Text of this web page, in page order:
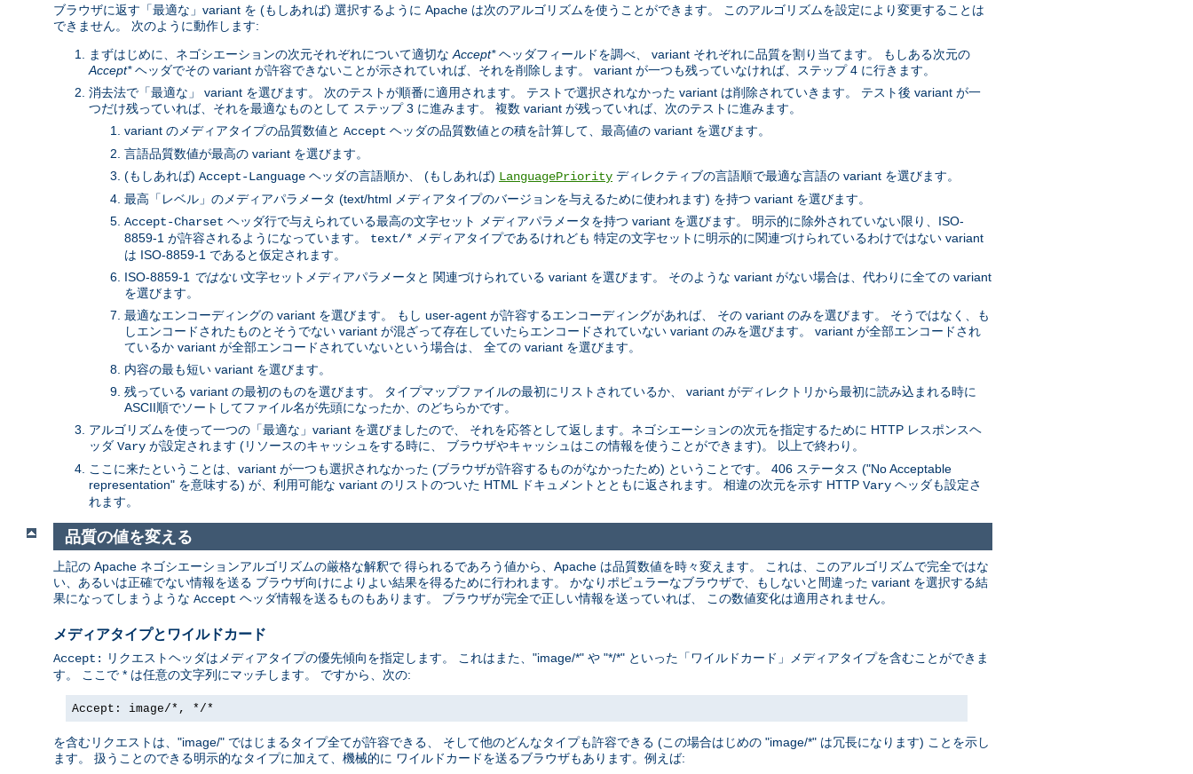
ブラウザに返す「最適な」variant を (もしあれば) 選択するように Apache は次のアルゴリズムを使うことができます。 このアルゴリズムを設定により変更することは
できません。 次のように動作します:
まずはじめに、ネゴシエーションの次元それぞれについて適切な Accept*ヘッダフィールドを調べ、 variant それぞれに品質を割り当てます。 もしある次元の
Accept*ヘッダでその variant が許容できないことが示されていれば、それを削除します。 variant が一つも残っていなければ、ステップ 4 に行きます。
消去法で「最適な」 variant を選びます。 次のテストが順番に適用されます。 テストで選択されなかった variant は削除されていきます。 テスト後 variant が一
つだけ残っていれば、それを最適なものとして ステップ 3 に進みます。 複数 variant が残っていれば、次のテストに進みます。
variant のメディアタイプの品質数値と Accept ヘッダの品質数値との積を計算して、最高値の variant を選びます。
言語品質数値が最高の variant を選びます。
(もしあれば) Accept-Language ヘッダの言語順か、 (もしあれば) LanguagePriority ディレクティブの言語順で最適な言語の variant を選びます。
最高「レベル」のメディアパラメータ (text/html メディアタイプのバージョンを与えるために使われます) を持つ variant を選びます。
Accept-Charset ヘッダ行で与えられている最高の文字セット メディアパラメータを持つ variant を選びます。 明示的に除外されていない限り、ISO-
8859-1 が許容されるようになっています。 text/* メディアタイプであるけれども 特定の文字セットに明示的に関連づけられているわけではない variant
は ISO-8859-1 であると仮定されます。
ISO-8859-1 ではない文字セットメディアパラメータと 関連づけられている variant を選びます。 そのような variant がない場合は、代わりに全ての variant
を選びます。
最適なエンコーディングの variant を選びます。 もし user-agent が許容するエンコーディングがあれば、 その variant のみを選びます。 そうではなく、も
しエンコードされたものとそうでない variant が混ざって存在していたらエンコードされていない variant のみを選びます。 variant が全部エンコードされ
ているか variant が全部エンコードされていないという場合は、 全ての variant を選びます。
内容の最も短い variant を選びます。
残っている variant の最初のものを選びます。 タイプマップファイルの最初にリストされているか、 variant がディレクトリから最初に読み込まれる時に
ASCII順でソートしてファイル名が先頭になったか、のどちらかです。
アルゴリズムを使って一つの「最適な」variant を選びましたので、 それを応答として返します。ネゴシエーションの次元を指定するために HTTP レスポンスヘ
ッダ Vary が設定されます (リソースのキャッシュをする時に、 ブラウザやキャッシュはこの情報を使うことができます)。 以上で終わり。
ここに来たということは、variant が一つも選択されなかった (ブラウザが許容するものがなかったため) ということです。 406 ステータス ("No Acceptable
representation" を意味する) が、利用可能な variant のリストのついた HTML ドキュメントとともに返されます。 相違の次元を示す HTTP Vary ヘッダも設定さ
れます。
品質の値を変える
上記の Apache ネゴシエーションアルゴリズムの厳格な解釈で 得られるであろう値から、Apache は品質数値を時々変えます。 これは、このアルゴリズムで完全ではな
い、あるいは正確でない情報を送る ブラウザ向けによりよい結果を得るために行われます。 かなりポピュラーなブラウザで、もしないと間違った variant を選択する結
果になってしまうような Accept ヘッダ情報を送るものもあります。 ブラウザが完全で正しい情報を送っていれば、 この数値変化は適用されません。
メディアタイプとワイルドカード
Accept:
リクエストヘッダはメディアタイプの優先傾向を指定します。 これはまた、"image/*" や "*/*" といった「ワイルドカード」メディアタイプを含むことができま
す。 ここで * は任意の文字列にマッチします。 ですから、次の:
Accept: image/*, */*
を含むリクエストは、"image/" ではじまるタイプ全てが許容できる、 そして他のどんなタイプも許容できる (この場合はじめの "image/*" は冗長になります) ことを示し
ます。 扱うことのできる明示的なタイプに加えて、機械的に ワイルドカードを送るブラウザもあります。例えば: